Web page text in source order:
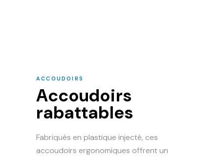
ACCOUDOIRS
Accoudoirs
rabattables
Fabriqués en plastique injecté, ces
accoudoirs ergonomiques offrent un